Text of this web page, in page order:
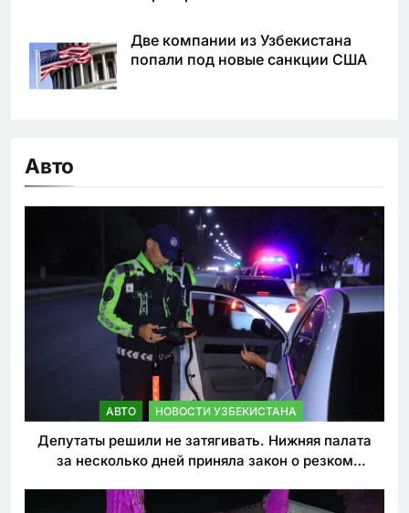
Две компании из Узбекистана
попали под новые санкции США
Авто
АВТО НОВОСТИ УЗБЕКИСТАНА
Депутаты решили не затягивать. Нижняя палата
за несколько дней приняла закон о резком